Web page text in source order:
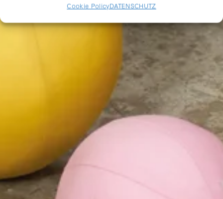
Cookie PolicyDATENSCHUTZ